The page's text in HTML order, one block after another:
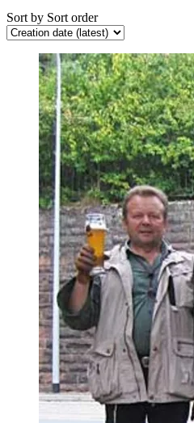
Sort by Sort order